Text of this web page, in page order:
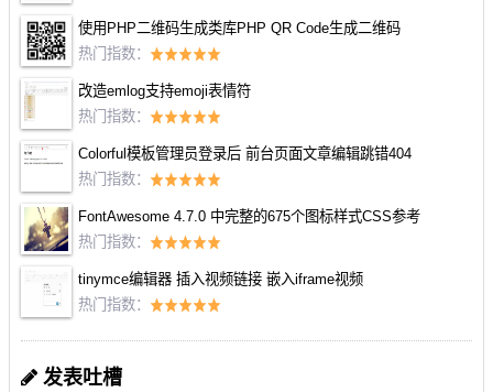
使用PHP二维码生成类库PHP QR Code生成二维码
热门指数：
改造emlog支持emoji表情符
热门指数：
Colorful模板管理员登录后 前台页面文章编辑跳错404
热门指数：
FontAwesome 4.7.0 中完整的675个图标样式CSS参考
热门指数：
tinymce编辑器 插入视频链接 嵌入iframe视频
热门指数：
发表吐槽